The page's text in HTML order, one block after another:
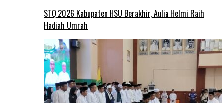
STQ 2026 Kabupaten HSU Berakhir, Aulia Helmi Raih
Hadiah Umrah